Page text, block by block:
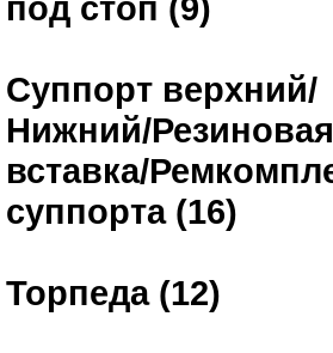
Суппорт верхний/
Нижний/Резиновая
вставка/
суппорта (16)
Торпеда (12)